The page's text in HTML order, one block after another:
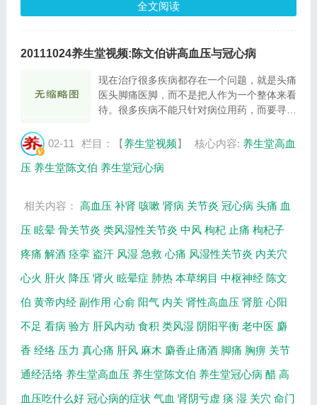
全文阅读
20111024养生堂视频:陈文伯讲高血压与冠心病
现在治疗很多疾病都存在一个问题，就是头痛
医头脚痛医脚，而不是把人作为一个整体来看
待。很多疾病不能只针对病位用药，而要寻找
病，每天只想着降压和通血管，这是一种治标
病...
02-11 栏目：【养生堂视频】 核心内容: 养生堂高血
压 养生堂陈文伯 养生堂冠心病
相关内容： 高血压 补肾 咳嗽 肾病 关节炎 冠心病 头痛 血
压 眩晕 骨关节炎 类风湿性关节炎 中风 枸杞 止痛 枸杞子
疼痛 解酒 痉挛 盗汗 风湿 急救 心痛 风湿性关节炎 内关穴
心火 肝火 降压 肾火 眩晕症 肺热 本草纲目 中枢神经 陈文
伯 黄帝内经 副作用 心俞 阳气 内关 肾性高血压 肾脏 心阳
不足 看病 验方 肝风内动 食积 类风湿 阴阳平衡 老中医 麝
香 经络 压力 真心痛 肝风 麻木 麝香止痛酒 脚痛 胸痹 关节
通经活络 养生堂高血压 养生堂陈文伯 养生堂冠心病 醋 高
血压吃什么好 冠心病的症状 气血 肾阴亏虚 痰 湿 关穴 命门